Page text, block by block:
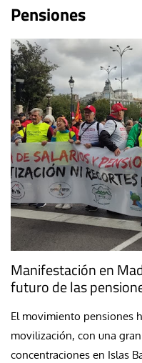
Pensiones
Manifestación en
futuro de las
El movimiento pensiones
movilización, con una
concentraciones en Islas